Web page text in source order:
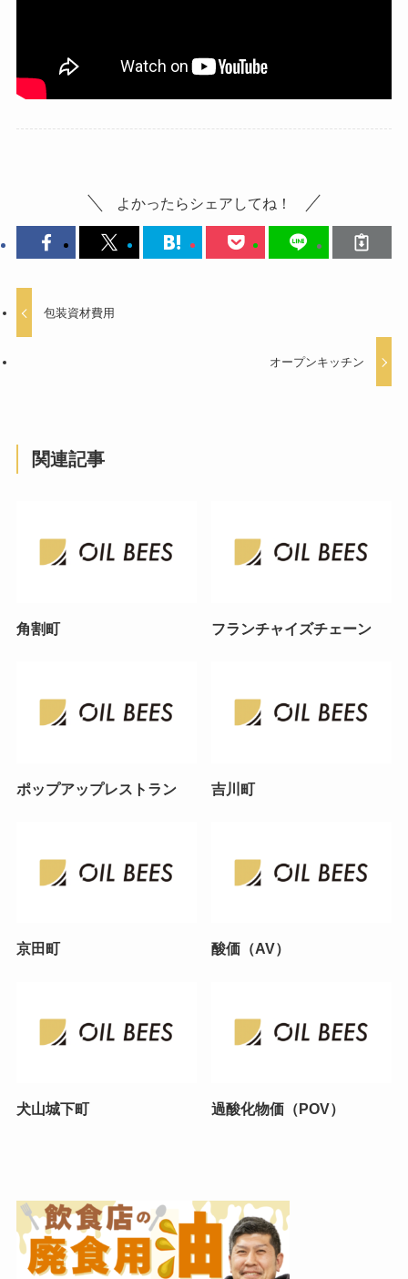
よかったらシェアしてね！
包装資材費用
オープンキッチン
関連記事
角割町 フランチャイズチェーン
ポップアップレストラン 吉川町
京田町 酸価（AV）
犬山城下町 過酸化物価（POV）